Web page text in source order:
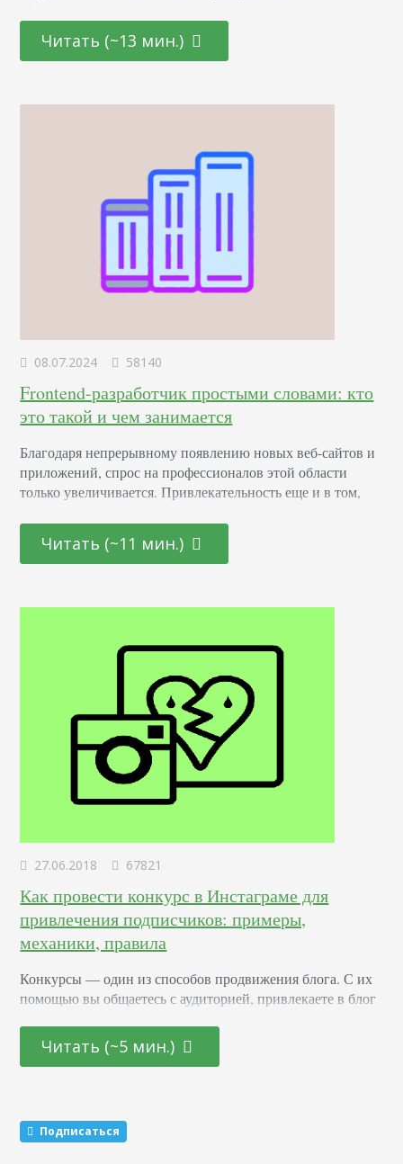
последних достижениях в области психологии и
нейронаук. От подбора цветовой палитры до создания
человеческого сознания для повышения интереса и
Читать (~13 мин.)
08.07.2024 58140
Frontend-разработчик простыми словами: кто
это такой и чем занимается
Благодаря непрерывному появлению новых веб-сайтов и
приложений, спрос на профессионалов этой области
только увеличивается. Привлекательность еще и в том,
специалистов, так и для тех, кто находится на стадии
переосмысления карьерного пути и готов начать все с
интерфейсов для сайтов и приложений. Он…
Читать (~11 мин.)
27.06.2018 67821
Как провести конкурс в Инстаграме для
привлечения подписчиков: примеры,
механики, правила
Конкурсы –– один из способов продвижения блога. С их
помощью вы общаетесь с аудиторией, привлекаете в блог
что вы обещаете участникам подарок за то, что они тем
или иным образом расскажут о вас другим пользователям.
механики, которые маркетологи советуют чередовать…
Читать (~5 мин.)
Подписаться